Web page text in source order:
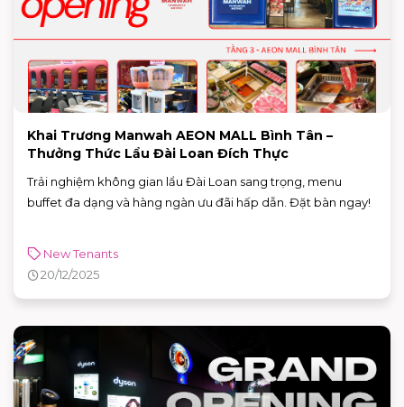
Khai Trương Manwah AEON MALL Bình Tân –
Thưởng Thức Lẩu Đài Loan Đích Thực
Trải nghiệm không gian lẩu Đài Loan sang trọng, menu
buffet đa dạng và hàng ngàn ưu đãi hấp dẫn. Đặt bàn ngay!
New Tenants
20/12/2025